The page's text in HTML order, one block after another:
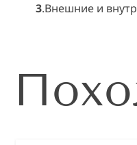
3.Внешние и